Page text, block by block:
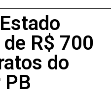
R$ 700
do
PB